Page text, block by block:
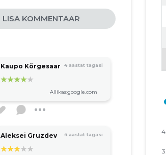
LISA KOMMENTAAR
Kaupo Kõrgesaar 4 aastat tagasi
Allikas:google.com
Aleksei Gruzdev 4 aastat tagasi